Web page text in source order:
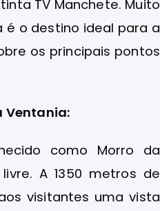
TV Manchete. Muito
é o destino ideal para a
os principais pontos
Ventania:
como Morro da
A 1350 metros de
visitantes uma vista